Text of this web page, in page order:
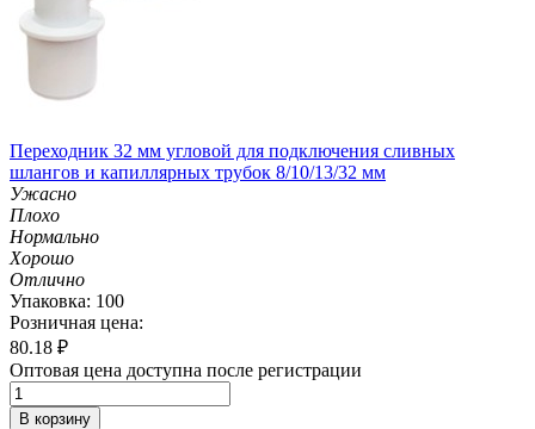
Переходник 32 мм угловой для подключения сливных
шлангов и капиллярных трубок 8/10/13/32 мм
Ужасно
Плохо
Нормально
Хорошо
Отлично
Упаковка: 100
Розничная цена:
80.18 ₽
Оптовая цена доступна после регистрации
В корзину